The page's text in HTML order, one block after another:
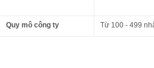
Quy mô công ty Từ 100 - 499